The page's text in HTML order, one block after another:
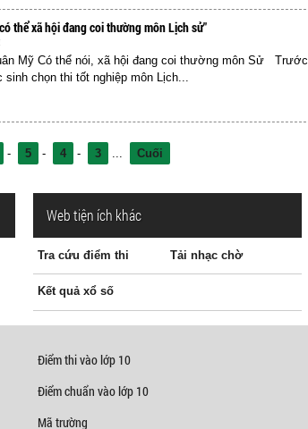
thể xã hội đang coi thường môn Lịch sử"
Mỹ Có thể nói, xã hội đang coi thường môn Sử Trước
chọn thi tốt nghiệp môn Lịch...
- 5 - 4 - 3 ... Cuối
Web tiện ích khác
Tra cứu điểm thi Tải nhạc chờ
Kết quả xổ số
Điểm thi vào lớp 10
Điểm chuẩn vào lớp 10
Mã trường